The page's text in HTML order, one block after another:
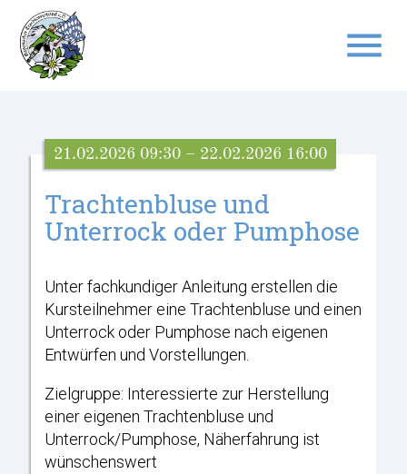
menu
Suchbegriffe SUCHEN
Trachtenbluse und
Unterrock oder Pumphose
21.02.2026 09:30 – 22.02.2026 16:00
Unter fachkundiger Anleitung erstellen die
Kursteilnehmer eine Trachtenbluse und einen
Unterrock oder Pumphose nach eigenen
Entwürfen und Vorstellungen.
Zielgruppe: Interessierte zur Herstellung
einer eigenen Trachtenbluse und
Unterrock/Pumphose, Näherfahrung ist
wünschenswert